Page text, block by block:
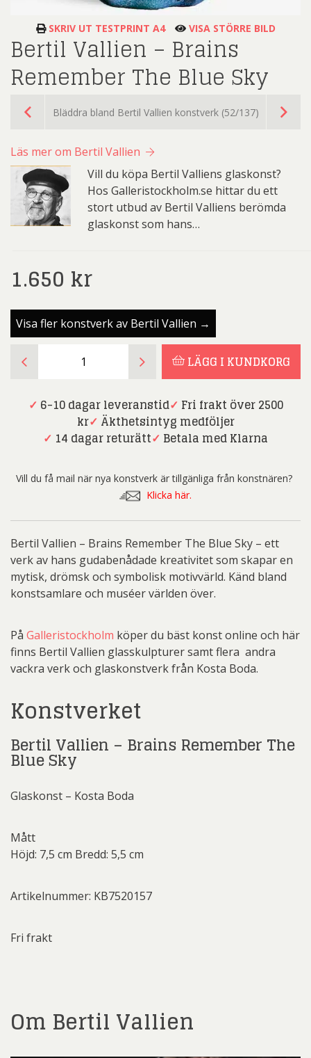
SKRIV UT TESTPRINT A4 VISA STÖRRE BILD
Bertil Vallien – Brains
Remember The Blue Sky
Bläddra bland Bertil Vallien konstverk (52/137)
Läs mer om Bertil Vallien
Vill du köpa Bertil Valliens glaskonst?
Hos Galleristockholm.se hittar du ett
stort utbud av Bertil Valliens berömda
glaskonst som hans…
1.650 kr
Visa fler konstverk av Bertil Vallien →
Vallien
Brains
mängd
LÄGG I KUNDKORG
✓ 6-10 dagar leveranstid✓ Fri frakt över 2500
kr✓ Äkthetsintyg medföljer
✓ 14 dagar returätt✓ Betala med Klarna
Vill du få mail när nya konstverk är tillgänliga från konstnären?
Klicka här.
Bertil Vallien – Brains Remember The Blue Sky – ett
verk av hans gudabenådade kreativitet som skapar en
mytisk, drömsk och symbolisk motivvärld. Känd bland
konstsamlare och muséer världen över.
På Galleristockholm köper du bäst konst online och här
finns Bertil Vallien glasskulpturer samt flera andra
vackra verk och glaskonstverk från Kosta Boda.
Konstverket
Bertil Vallien – Brains Remember The
Blue Sky
Glaskonst – Kosta Boda
Mått
Höjd: 7,5 cm Bredd: 5,5 cm
Artikelnummer: KB7520157
Fri frakt
Om Bertil Vallien